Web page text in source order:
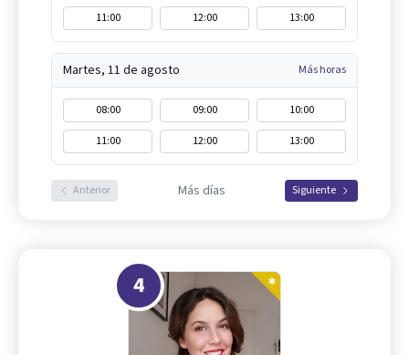
11:00 12:00 13:00
Martes, 11 de agosto Más horas
08:00 09:00
10:00
11:00
12:00 13:00
Anterior Más días Siguiente
4